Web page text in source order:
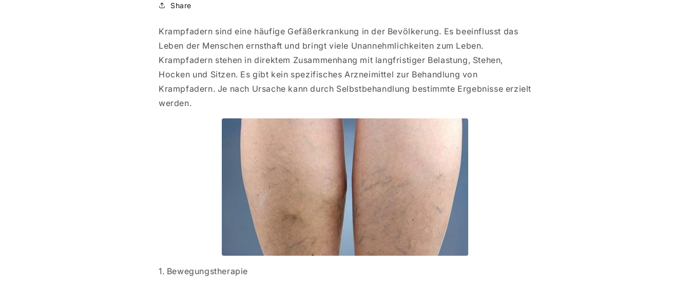
Share
Krampfadern sind eine häufige Gefäßerkrankung in der Bevölkerung. Es beeinflusst das
Leben der Menschen ernsthaft und bringt viele Unannehmlichkeiten zum Leben.
Krampfadern stehen in direktem Zusammenhang mit langfristiger Belastung, Stehen,
Hocken und Sitzen. Es gibt kein spezifisches Arzneimittel zur Behandlung von
Krampfadern. Je nach Ursache kann durch Selbstbehandlung bestimmte Ergebnisse erzielt
werden.
1. Bewegungstherapie